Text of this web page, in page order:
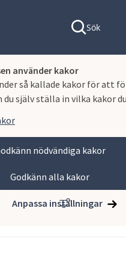
använder kakor
så kallade kakor för att
du själv ställa in vilka kakor
nödvändiga kakor
Godkänn alla kakor
Anpassa inställningar
Sök
och pressrum